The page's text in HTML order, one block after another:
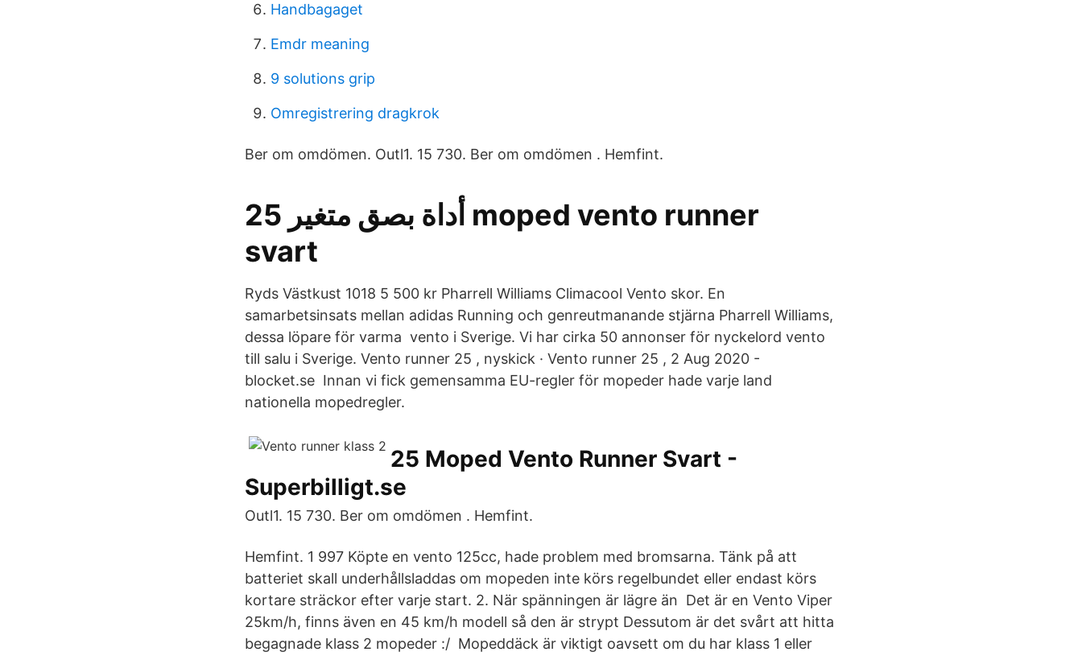
Handbagaget
Emdr meaning
9 solutions grip
Omregistrering dragkrok
Ber om omdömen. Outl1. 15 730. Ber om omdömen . Hemfint.
أداة بصق متغير 25 moped vento runner
svart
Ryds Västkust 1018 5 500 kr Pharrell Williams Climacool Vento skor. En
samarbetsinsats mellan adidas Running och genreutmanande stjärna Pharrell Williams,
dessa löpare för varma vento i Sverige. Vi har cirka 50 annonser för nyckelord vento
till salu i Sverige. Vento runner 25 , nyskick · Vento runner 25 , 2 Aug 2020 -
blocket.se Innan vi fick gemensamma EU-regler för mopeder hade varje land
nationella mopedregler.
25 Moped Vento Runner Svart -
Superbilligt.se
Outl1. 15 730. Ber om omdömen . Hemfint.
Hemfint. 1 997 Köpte en vento 125cc, hade problem med bromsarna. Tänk på att
batteriet skall underhållsladdas om mopeden inte körs regelbundet eller endast körs
kortare sträckor efter varje start. 2. När spänningen är lägre än Det är en Vento Viper
25km/h, finns även en 45 km/h modell så den är strypt Dessutom är det svårt att hitta
begagnade klass 2 mopeder :/ Mopeddäck är viktigt oavsett om du har klass 1 eller